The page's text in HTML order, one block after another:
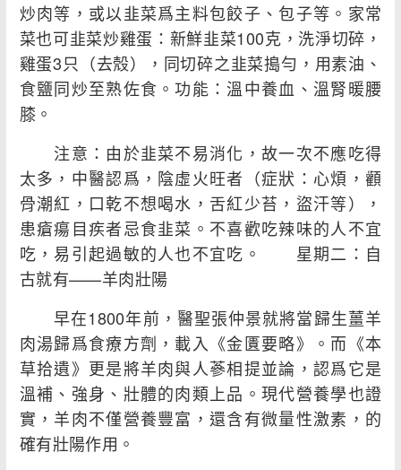
炒肉等，或以韭菜爲主料包餃子、包子等。家常
菜也可韭菜炒雞蛋：新鮮韭菜100克，洗淨切碎，
雞蛋3只（去殼），同切碎之韭菜搗勻，用素油、
食鹽同炒至熟佐食。功能：溫中養血、溫腎暖腰
膝。
注意：由於韭菜不易消化，故一次不應吃得
太多，中醫認爲，陰虛火旺者（症狀：心煩，顴
骨潮紅，口乾不想喝水，舌紅少苔，盜汗等），
患瘡瘍目疾者忌食韭菜。不喜歡吃辣味的人不宜
吃，易引起過敏的人也不宜吃。 星期二：自
古就有——羊肉壯陽
早在1800年前，醫聖張仲景就將當歸生薑羊
肉湯歸爲食療方劑，載入《金匱要略》。而《本
草拾遺》更是將羊肉與人蔘相提並論，認爲它是
溫補、強身、壯體的肉類上品。現代營養學也證
實，羊肉不僅營養豐富，還含有微量性激素，的
確有壯陽作用。